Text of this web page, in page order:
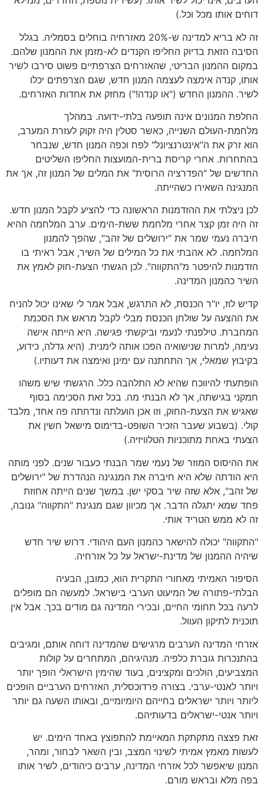
דוחים אותו מכל וכל.)
זה לא בריא למדינה ש-20% מאזרחיה בוחלים בסמליה. בגלל
הסיבה הזאת בדיוק החליפו הקנדים לא-מזמן את ההמנון שלהם.
במקום ההמנון הבריטי, שהאזרחים הצרפתיים פשוט סירבו לשיר
אותו, קנדה אימצה לעצמה המנון חדש, שגם הצרפתים יכלו
לשיר. ההמנון החדש ("או קנדה!") מחזק את אחדות האזרחים.
החלפת המנונים אינה תופעה בלתי-ידועה. במהלך
מלחמת-העולם השנייה, כאשר סטלין היה זקוק לעזרת המערב,
הוא זרק את ה"אינטרנציונל" לפח וכפה המנון חדש, שנבחר
בהתחרות. אחרי קריסת ברית-המועצות החליפו השליטים
החדשים של "הפדרציה הרוסית" את המלים של המנון זה, אך את
המנגינה השאירו כשהייתה.
לכן ניצלתי את ההזדמנות הראשונה כדי להציע לקבל המנון חדש.
זה היה זמן קצר אחרי מלחמת ששת-הימים. ערב המלחמה ההיא
חיברה נעמי שמר את "ירושלים של זהב", שהפך להמנון
המלחמה. לא אהבתי את כל המילים של השיר, אבל ראיתי בו
הזדמנות להיפטר מ"התקווה". לכן הגשתי הצעת-חוק לאמץ את
השיר כהמנון המדינה.
קדיש לוז, יו"ר הכנסת, לא התרגש, אבל אמר לי שאינו יכול להניח
את ההצעה על שולחן הכנסת מבלי לקבל מראש את הסכמת
המחברת. טילפנתי לנעמי וביקשתי פגישה. היא הייתה אישה
נעימה, למרות שנישואיה הפכו אותה לימנית. (היא גדלה, כידוע,
בקיבוץ שמאלי, אך התחתנה עם ימינן ואימצה את דעותיו.)
הופתעתי להיווכח שהיא לא התלהבה כלל. הרגשתי שיש משהו
חמקני בגישתה, אך לא הבנתי מה. בכל זאת הסכימה בסוף
שאגיש את הצעת-החוק, וזו אכן הועלתה ונדחתה פה אחד, מלבד
קולי. (בשבוע שעבר הזכיר השופט-בדימוס מישאל חשין את
הצעתי באחת מתוכניות הטלוויזיה.)
את ההיסוס המוזר של נעמי שמר הבנתי כעבור שנים. לפני מותה
היא הודתה שלא היא חיברה את המנגינה הנהדרת של "ירושלים
של זהב", אלא שזה שיר בסקי ישן. במשך שנים הייתה אחוזת
פחד שמא יתגלה הדבר. אך מכיוון שגם מנגינת "התקווה" גנובה,
זה לא ממש הטריד אותי.
"התקווה" יכולה להישאר כהמנון העם היהודי. דרוש שיר חדש
שיהיה ההמנון של מדינת-ישראל על כל אזרחיה.
הסיפור האמיתי מאחורי התקרית הוא, כמובן, הבעיה
הבלתי-פתורה של המיעוט הערבי בישראל. למעשה הם מופלים
לרעה בכל תחומי החיים, ובכירי המדינה גם מודים בכך. אבל אין
תוכנית לתיקון העוול.
אזרחי המדינה הערבים מרגישים שהמדינה דוחה אותם, ומגיבים
בהתנכרות גוברת כלפיה. מנהיגיהם, המתחרים על קולות
המצביעים, הולכים ומקצינים, בעוד שהימין הישראלי הופך יותר
ויותר לאנטי-ערבי. בצורה פרדוכסלית, האזרחים הערביים הופכים
ליותר ויותר ישראלים בחייהם היומיומיים, ובאותו השעה גם יותר
ויותר אנטי-ישראלים בדעותיהם.
זאת פצצה מתקתקת המאיימת להתפוצץ באחד הימים. יש
לעשות מאמץ אמיתי לשינוי המצב, ובין השאר לבחור, ומהר,
המנון שיאפשר לכל אזרחי המדינה, ערבים כיהודים, לשיר אותו
בפה מלא ובראש מורם.